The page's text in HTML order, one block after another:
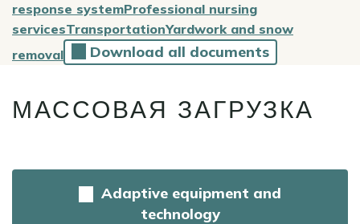
response systemProfessional nursing
servicesTransportationYardwork and snow
removal
Download all documents
МАССОВАЯ ЗАГРУЗКА
Adaptive equipment and
technology